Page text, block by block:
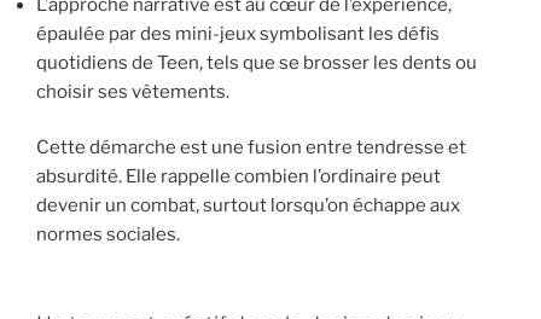
L’approche narrative est au cœur de l’expérience,
épaulée par des mini-jeux symbolisant les défis
quotidiens de Teen, tels que se brosser les dents ou
choisir ses vêtements.
Cette démarche est une fusion entre tendresse et
absurdité. Elle rappelle combien l’ordinaire peut
devenir un combat, surtout lorsqu’on échappe aux
normes sociales.